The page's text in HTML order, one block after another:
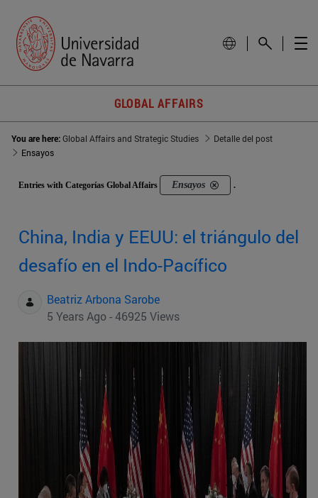
GLOBAL AFFAIRS
You are here:Global Affairs and Strategic Studies
Detalle del post
Ensayos
Entries with Categorías Global Affairs Ensayos .
China, India y EEUU: el triángulo del
desafío en el Indo-Pacífico
Beatriz Arbona Sarobe
5 Years Ago - 46925 Views